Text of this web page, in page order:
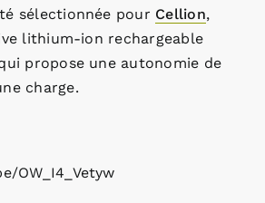
sélectionnée pour Cellion,
lithium-ion rechargeable
propose une autonomie de
charge.
OW_I4_Vetyw